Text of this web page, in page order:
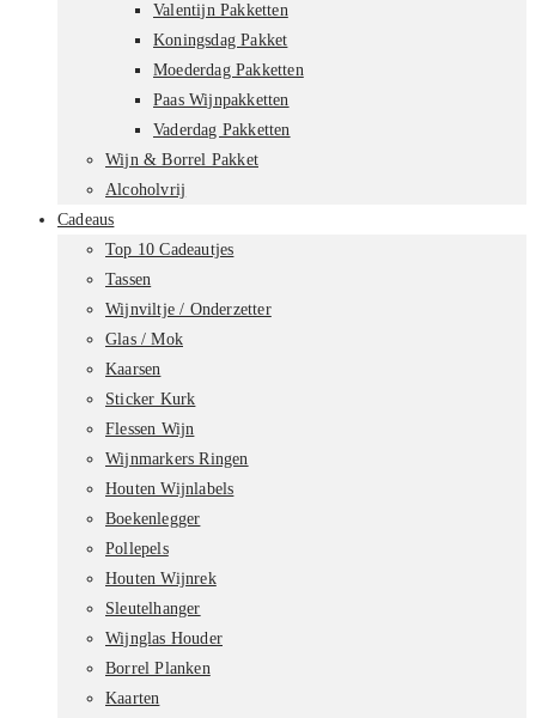
Valentijn Pakketten
Koningsdag Pakket
Moederdag Pakketten
Paas Wijnpakketten
Vaderdag Pakketten
Wijn & Borrel Pakket
Alcoholvrij
Cadeaus
Top 10 Cadeautjes
Tassen
Wijnviltje / Onderzetter
Glas / Mok
Kaarsen
Sticker Kurk
Flessen Wijn
Wijnmarkers Ringen
Houten Wijnlabels
Boekenlegger
Pollepels
Houten Wijnrek
Sleutelhanger
Wijnglas Houder
Borrel Planken
Kaarten